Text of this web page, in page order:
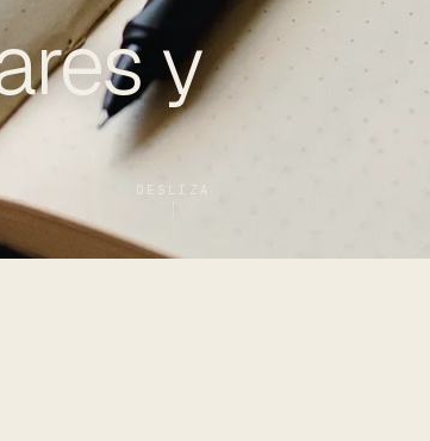
y
DESLIZA